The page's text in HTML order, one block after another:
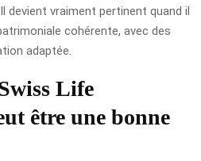
devient vraiment pertinent quand il
cohérente, avec des
adaptée.
Life
être une bonne